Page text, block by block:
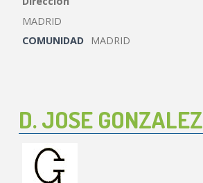
MADRID
COMUNIDAD MADRID
D. JOSE GONZALEZ